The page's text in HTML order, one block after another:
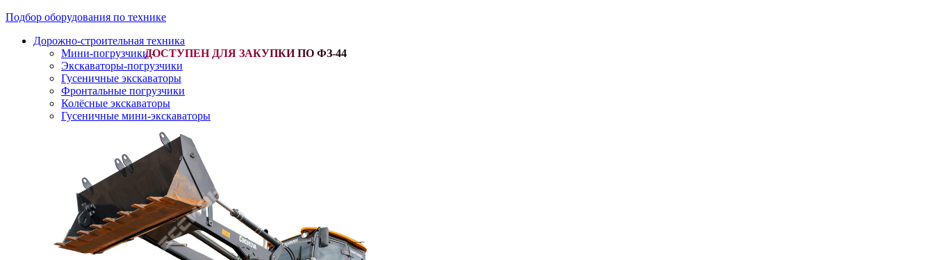
Подбор оборудования по технике
Дорожно-строительная техника
Мини-погрузчики-
Экскаваторы-погрузчики
Гусеничные экскаваторы
Фронтальные погрузчики
Колёсные экскаваторы
Гусеничные мини-экскаваторы